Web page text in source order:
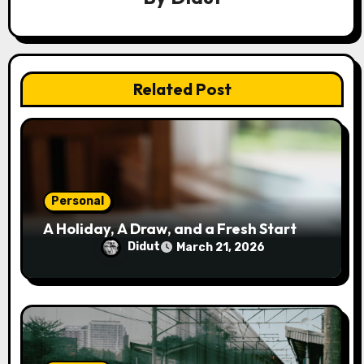
g
a
t
i
Related Post
Personal
A Holiday, A Draw, and a Fresh Start
Didut March 21, 2026